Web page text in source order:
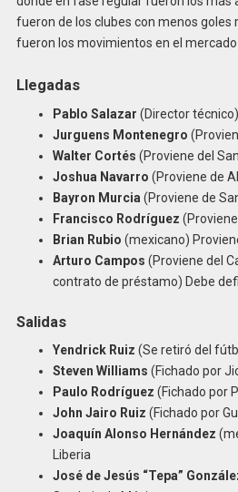
fueron de los clubes con menos goles
fueron los movimientos en el mercado
Llegadas
Pablo Salazar (Director técnico)
Jurguens Montenegro
Walter Cortés (Proviene del
Joshua Navarro (Proviene de
Bayron Murcia (Proviene de
Francisco Rodríguez
Brian Rubio (mexicano)
Arturo Campos (Proviene del
contrato de préstamo) Debe
Salidas
Yendrick Ruiz (Se retiró del
Steven Williams (Fichado por
Paulo Rodríguez (Fichado por
John Jairo Ruiz (Fichado por
Joaquín Alonso Hernández
Liberia
José de Jesús “Tepa”